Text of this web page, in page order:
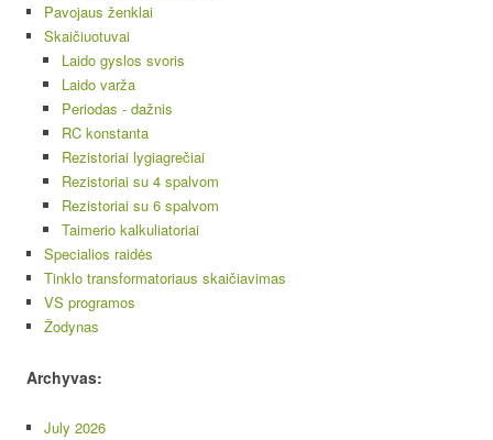
Pavojaus ženklai
Skaičiuotuvai
Laido gyslos svoris
Laido varža
Periodas - dažnis
RC konstanta
Rezistoriai lygiagrečiai
Rezistoriai su 4 spalvom
Rezistoriai su 6 spalvom
Taimerio kalkuliatoriai
Specialios raidės
Tinklo transformatoriaus skaičiavimas
VS programos
Žodynas
Archyvas:
July 2026